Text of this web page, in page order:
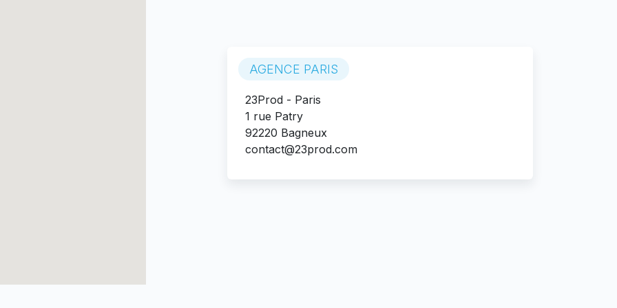
AGENCE PARIS
23Prod - Paris
1 rue Patry
92220 Bagneux
contact@23prod.com